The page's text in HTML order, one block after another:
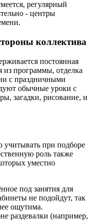
регулярный
- центры
коллектива
постоянная
из программы, отделка
с праздничными
обычные уроки с
загадки, рисование, и
при подборе
роль также
уместно
под занятия для
не подойдут, так
ощутима.
раздевалки (например,